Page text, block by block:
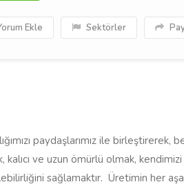
Ekle Sektörler
paydaşlarımız ile birleştirerek,
kalıcı ve uzun ömürlü olmak,
sağlamaktır. Üretimin her